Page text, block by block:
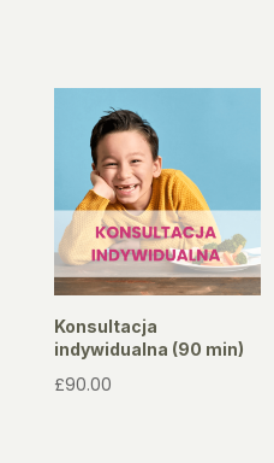
Konsultacja
indywidualna (90 min)
£90.00